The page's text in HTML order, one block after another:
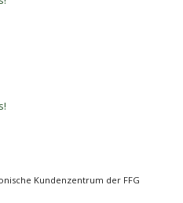
Kundenzentrum der FFG